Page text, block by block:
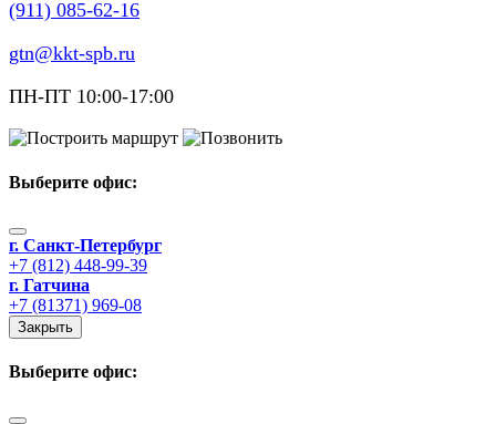
(911) 085-62-16
gtn@kkt-spb.ru
ПН-ПТ 10:00-17:00
Выберите офис:
г. Санкт-Петербург
+7 (812) 448-99-39
г. Гатчина
+7 (81371) 969-08
Закрыть
Выберите офис: